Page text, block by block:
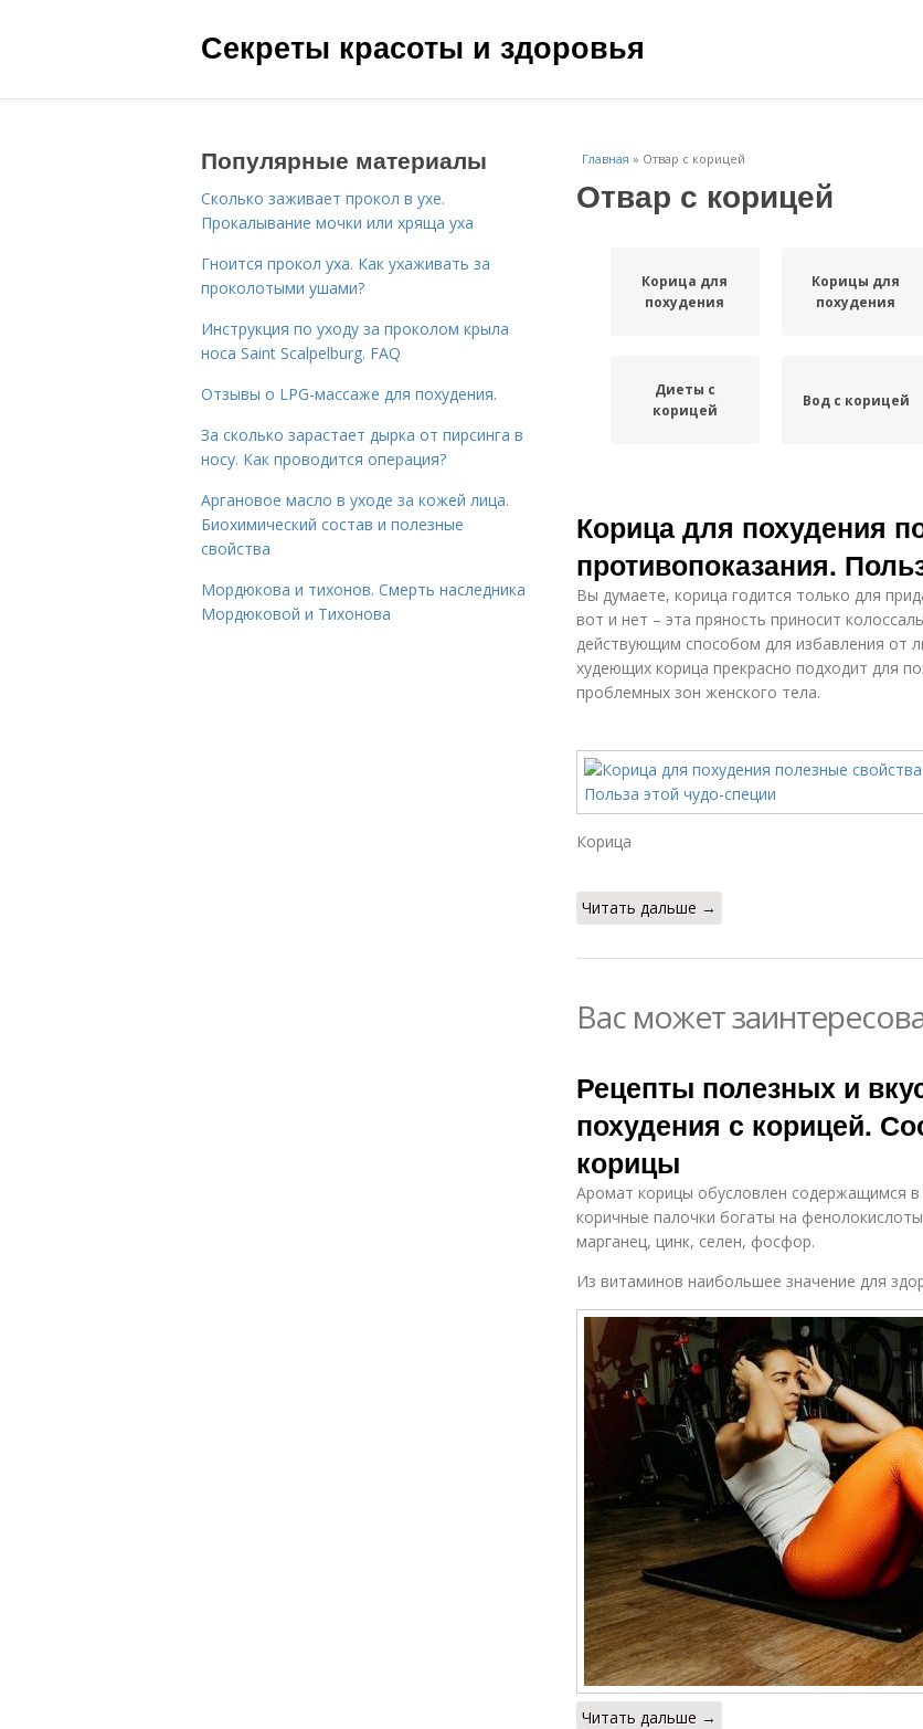
Секреты красоты и здоровья
Главная » Отвар с корицей
Отвар с корицей
Корица для
похудения
Корицы для
похудения
Диеты с
корицей
Вод с корицей
Корица для похудения
противопоказания.
Вы думаете, корица годится только для
вот и нет – эта пряность приносит
действующим способом для избавления от
худеющих корица прекрасно подходит для
проблемных зон женского тела.
Корица
Читать дальше →
Вас может
Рецепты полезных и
похудения с корицей.
корицы
Аромат корицы обусловлен содержащимся
коричные палочки богаты на
марганец, цинк, селен, фосфор.
Из витаминов наибольшее значение для
Читать дальше →
Популярные материалы
Сколько заживает прокол в ухе.
Прокалывание мочки или хряща уха
Гноится прокол уха. Как ухаживать за
проколотыми ушами?
Инструкция по уходу за проколом крыла
носа Saint Scalpelburg. FAQ
Отзывы о LPG-массаже для похудения.
За сколько зарастает дырка от пирсинга в
носу. Как проводится операция?
Аргановое масло в уходе за кожей лица.
Биохимический состав и полезные
свойства
Мордюкова и тихонов. Смерть наследника
Мордюковой и Тихонова